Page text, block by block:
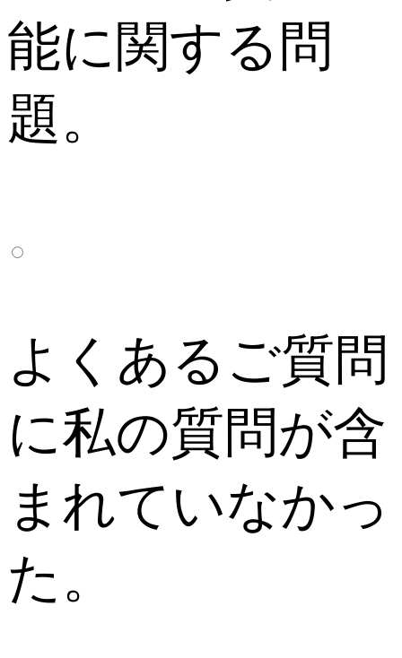
能に関する問
題。
よくあるご質問
に私の質問が含
まれていなかっ
た。